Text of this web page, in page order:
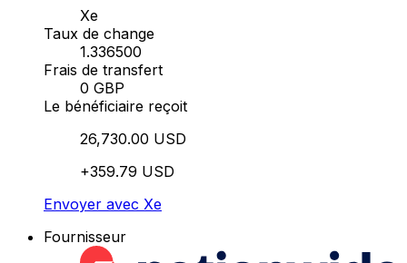
Xe
Taux de change
1.336500
Frais de transfert
0 GBP
Le bénéficiaire reçoit
26,730.00 USD
+359.79 USD
Envoyer avec Xe
Fournisseur